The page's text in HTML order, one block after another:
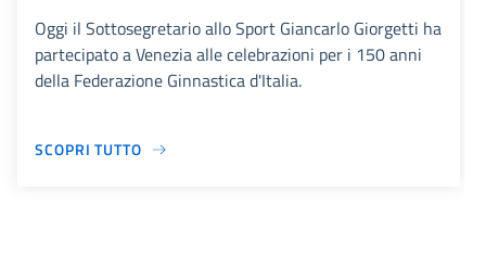
Oggi il Sottosegretario allo Sport Giancarlo Giorgetti ha
partecipato a Venezia alle celebrazioni per i 150 anni
della Federazione Ginnastica d'Italia.
SCOPRI TUTTO